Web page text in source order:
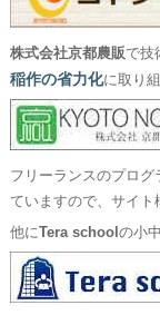
株式会社京都農販で技
稲作の省力化に取り
フリーランスのプロ
ていますので、サイト
他にTera school の小